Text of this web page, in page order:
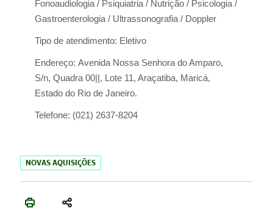
Fonoaudiologia / Psiquiatria / Nutrição / Psicologia /
Gastroenterologia / Ultrassonografia / Doppler
Tipo de atendimento: Eletivo
Endereço: Avenida Nossa Senhora do Amparo,
S/n, Quadra 00||, Lote 11, Araçatiba, Maricá,
Estado do Rio de Janeiro.
Telefone: (021) 2637-8204
NOVAS AQUISIÇÕES